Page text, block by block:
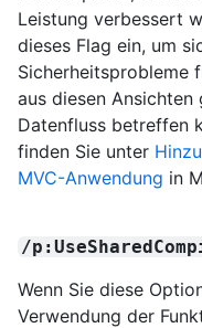
Leistung verbessert
dieses Flag ein, um
Sicherheitsprobleme
aus diesen
Datenfluss betreffen
finden Sie unter
MVC-Anwendung in
/
Wenn Sie diese
Verwendung der